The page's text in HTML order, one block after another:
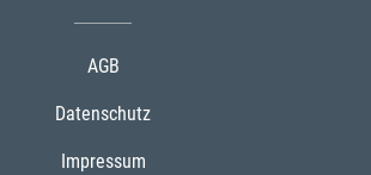
AGB
Datenschutz
Impressum